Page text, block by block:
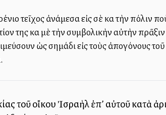
τεῖχος ἀνάμεσα εἰς σὲ καὶ τὴν πόλιν
της καὶ μὲ τὴν συμβολικὴν αὐτὴν
ὡς σημάδι εἰς τοὺς ἀπογόνους τοῦ
τοῦ οἴκου Ἰσραὴλ ἐπ’ αὐτοῦ κατὰ